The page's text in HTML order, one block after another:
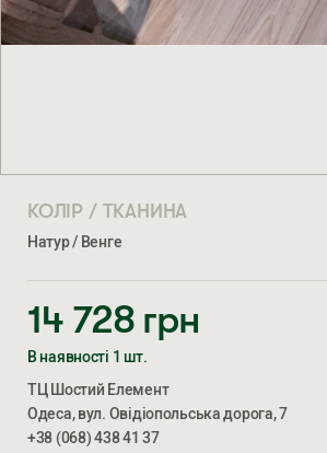
КОЛІР / ТКАНИНА
Натур / Венге
14 728 грн
В наявності 1 шт.
ТЦ Шостий Елемент
Одеса, вул. Овідіопольська дорога, 7
+38 (068) 438 41 37